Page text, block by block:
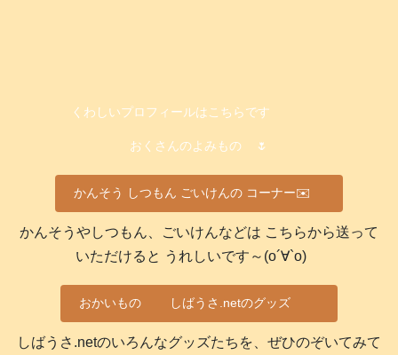
くわしいプロフィールはこちらです
おくさんのよみもの 🌷
かんそう しつもん ごいけんの コーナー✉️
かんそうやしつもん、ごいけんなどは こちらから送って
いただけると うれしいです～(о´∀`о)
おかいもの しばうさ.netのグッズ
しばうさ.netのいろんなグッズたちを、ぜひのぞいてみて